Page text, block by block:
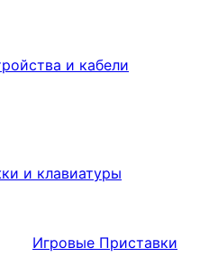
и кабели
и клавиатуры
Игровые Приставки